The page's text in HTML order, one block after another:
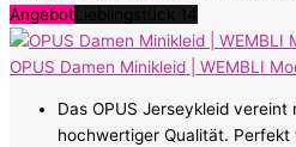
Angebot
OPUS Damen Minikleid | WEMBLI
Das OPUS Jerseykleid
hochwertiger Qualität.